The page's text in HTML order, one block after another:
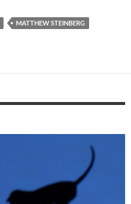
MATTHEW STEINBERG